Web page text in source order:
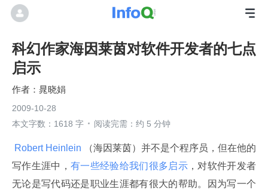
科幻作家海因莱茵对软件开发者的七点
启示
晁晓娟
2009-10-28
本文字数：1618 字
阅读完需：约 5 分钟
Robert Heinlein
（海因莱茵）并不是个程序员，但在他的
写作生涯中， 有一些经验给我们很多启示 ，对软件开发者
无论是写代码还是职业生涯都有很大的帮助。因为写一个